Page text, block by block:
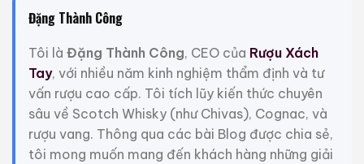
Rượu Thuốc Chí Bảo
Rượu Mao Đài Quý
Đặng Thành Công
Tôi là Đặng Thành Công, CEO của Rượu Xách
Tay, với nhiều năm kinh nghiệm thẩm định và tư
vấn rượu cao cấp. Tôi tích lũy kiến thức chuyên
sâu về Scotch Whisky (như Chivas), Cognac, và
rượu vang. Thông qua các bài Blog được chia sẻ,
tôi mong muốn mang đến khách hàng những giải